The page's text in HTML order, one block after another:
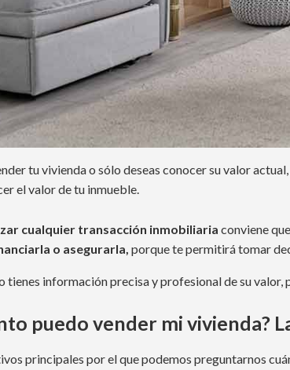
tu vivienda o sólo deseas conocer su valor
el valor de tu inmueble.
cualquier transacción inmobiliaria conviene
o asegurarla, porque te permitirá tomar
tienes información precisa y profesional de su
puedo vender mi vivienda?
principales por el que podemos preguntarnos